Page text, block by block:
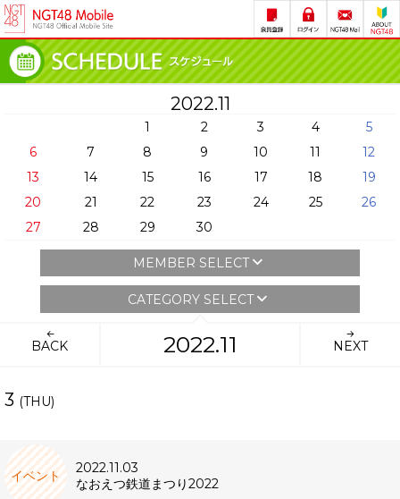
2022.11
1 2 3 4
5
6
7 8 9 10 11
12
13
14 15 16 17 18
19
20
21 22 23 24 25
26
27
28 29 30
MEMBER SELECT
CATEGORY SELECT
BACK 2022.11 NEXT
3 (THU)
イベント
2022.11.03
なおえつ鉄道まつり2022